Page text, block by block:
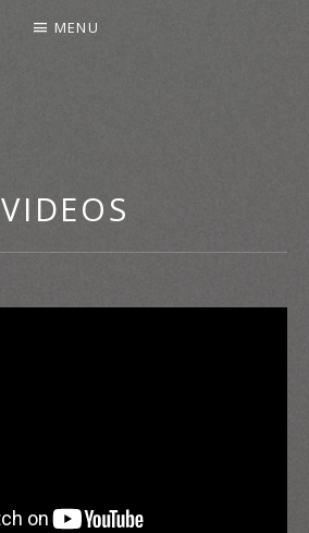
MENU
VIDEOS